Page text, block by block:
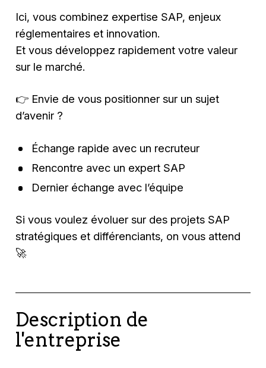
Ici, vous combinez expertise SAP, enjeux
réglementaires et innovation.
Et vous développez rapidement votre valeur
sur le marché.
👉 Envie de vous positionner sur un sujet
d’avenir ?
Échange rapide avec un recruteur
Rencontre avec un expert SAP
Dernier échange avec l’équipe
Si vous voulez évoluer sur des projets SAP
stratégiques et différenciants, on vous attend
🚀
Description de
l'entreprise